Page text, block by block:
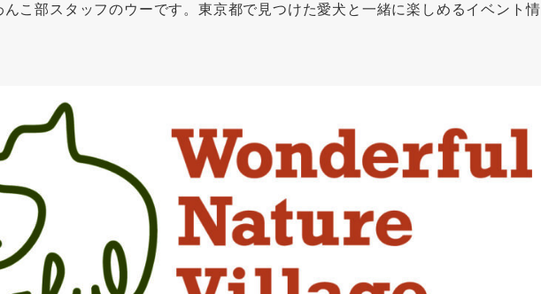
こ部スタッフのウーです。東京都で見つけた愛犬と一緒に楽しめるイベント情